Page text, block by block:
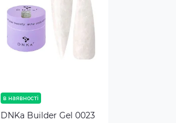
в наявності
DNKa Builder Gel 0023